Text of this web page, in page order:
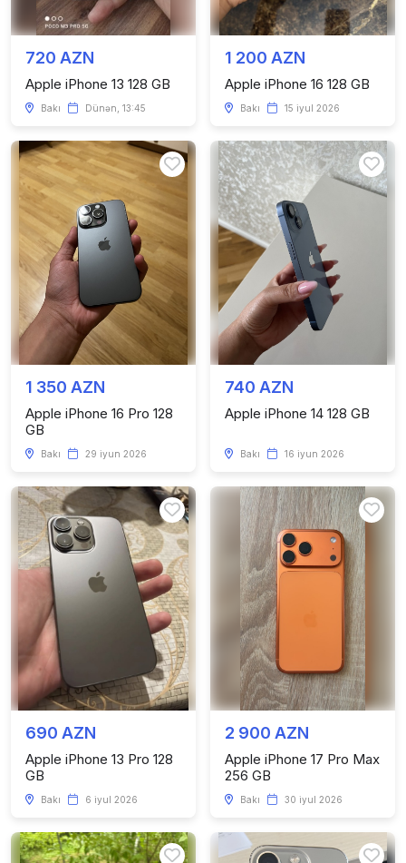
720 AZN
Apple iPhone 13 128 GB
Bakı Dünən, 13:45
1 200 AZN
Apple iPhone 16 128 GB
Bakı 15 iyul 2026
1 350 AZN
Apple iPhone 16 Pro 128
GB
Bakı 29 iyun 2026
740 AZN
Apple iPhone 14 128 GB
Bakı 16 iyun 2026
690 AZN
Apple iPhone 13 Pro 128
GB
Bakı 6 iyul 2026
2 900 AZN
Apple iPhone 17 Pro Max
256 GB
Bakı 30 iyul 2026